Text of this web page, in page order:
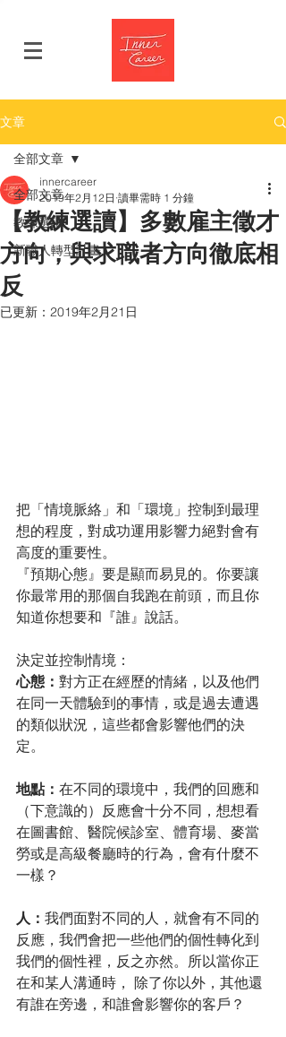
文章
全部文章
教練選讀
新職人轉型計畫
全部文章
【教練選讀】多數雇主徵才
方向，與求職者方向徹底相
反
innercareer
2019年2月12日 讀畢需時 1 分鐘
已更新： 2019年2月21日
把「情境脈絡」和「環境」控制到最理
想的程度，對成功運用影響力絕對會有
高度的重要性。
『預期心態』要是顯而易見的。你要讓
你最常用的那個自我跑在前頭，而且你
知道你想要和『誰』說話。
決定並控制情境：
心態： 對方正在經歷的情緒，以及他們
在同一天體驗到的事情，或是過去遭遇
的類似狀況，這些都會影響他們的決
定。
地點： 在不同的環境中，我們的回應和
（下意識的）反應會十分不同，想想看
在圖書館、醫院候診室、體育場、麥當
勞或是高級餐廳時的行為，會有什麼不
一樣？
人： 我們面對不同的人，就會有不同的
反應，我們會把一些他們的個性轉化到
我們的個性裡，反之亦然。所以當你正
在和某人溝通時， 除了你以外，其他還
有誰在旁邊，和誰會影響你的客戶？